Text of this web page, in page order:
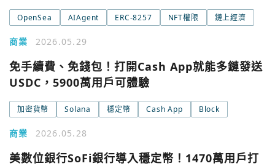
OpenSea AIAgent ERC-8257 NFT權限 鏈上經濟
商業 2026.05.29
免手續費、免錢包！打開Cash App就能多鏈發送
USDC，5900萬用戶可體驗
加密貨幣 Solana 穩定幣 Cash App Block
商業 2026.05.28
美數位銀行SoFi銀行導入穩定幣！1470萬用戶打
今日熱門
使用以下帳號繼續
Google
您已閒置5分鐘，請點擊關閉按鈕或空白處，即可回到加密
城市
今日熱門